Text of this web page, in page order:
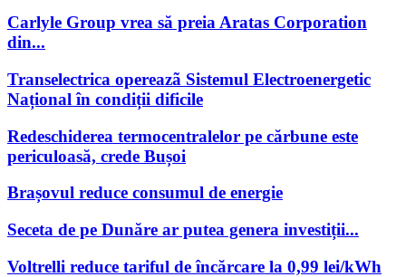
Carlyle Group vrea să preia Aratas Corporation
din...
Transelectrica opereazã Sistemul Electroenergetic
Național în condiții dificile
Redeschiderea termocentralelor pe cărbune este
periculoasă, crede Bușoi
Brașovul reduce consumul de energie
Seceta de pe Dunăre ar putea genera investiții...
Voltrelli reduce tariful de încărcare la 0,99 lei/kWh